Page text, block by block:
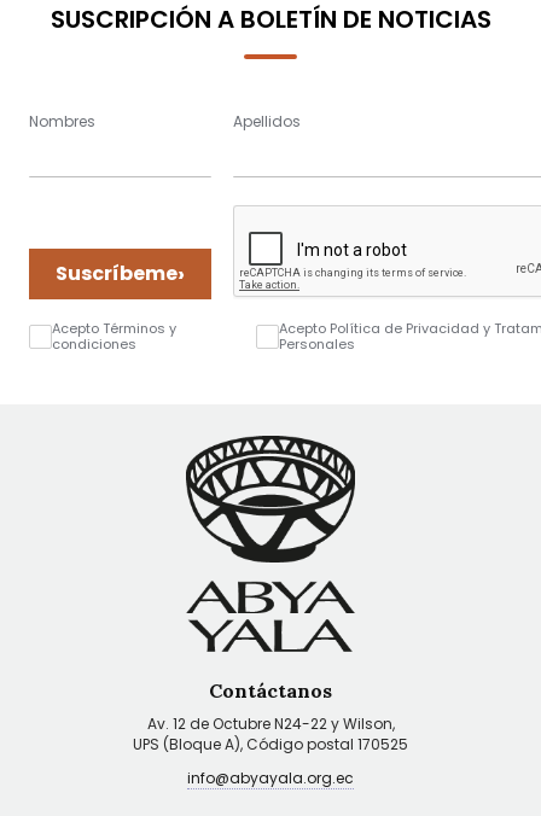
SUSCRIPCIÓN A BOLETÍN DE NOTICIAS
Nombres Apellidos
Suscríbeme›
Acepto Términos y
condiciones
Acepto Política de Privacidad y
Personales
Contáctanos
Av. 12 de Octubre N24-22 y Wilson,
UPS (Bloque A), Código postal 170525
info@abyayala.org.ec